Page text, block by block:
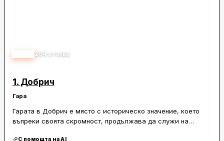
294 отзива
1. Добрич
Гара
Гарата в Добрич е място с историческо значение, което
въпреки своята скромност, продължава да служи на
С помощта на AI